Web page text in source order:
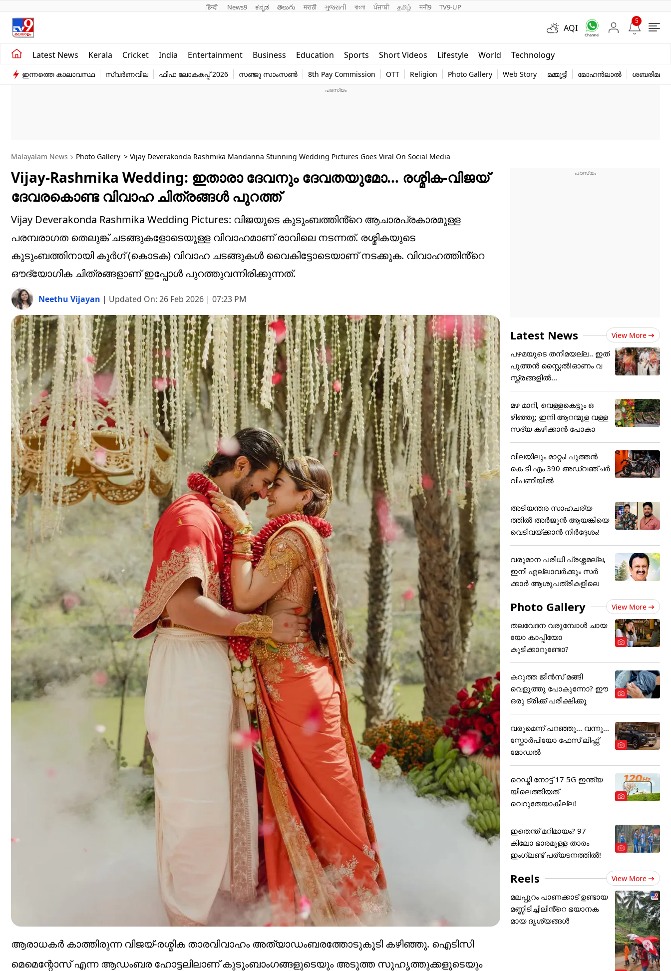
हिन्दी News9 ಕನ್ನಡ తెలుగు मराठी ગુજરાતી বাংলা ਪੰਜਾਬੀ தமிழ் मनी9 TV9-UP
AQI
5
Latest News Kerala Cricket India Entertainment Business Education Sports Short Videos Lifestyle World Technology
Kerala
India
Education
world
Web Story
ഇന്നത്തെ കാലാവസ്ഥ സ്വർണവില ഫിഫ ലോകകപ്പ് 2026 സഞ്ജു സാംസൺ 8th Pay Commission OTT Religion Photo Gallery Web Story മമ്മൂട്ടി മോഹൻലാൽ ശബരിമല
Malayalam News Photo Gallery > Vijay Deverakonda Rashmika Mandanna Stunning Wedding Pictures Goes Viral On Social Media
Vijay-Rashmika Wedding: ഇതാരാ ദേവനും ദേവതയുമോ… രശ്മിക-വിജയ്
ദേവരകൊണ്ട വിവാഹ ചിത്രങ്ങൾ പുറത്ത്
Vijay Deverakonda Rashmika Wedding Pictures: വിജയുടെ കുടുംബത്തിൻ്റെ ആചാരപ്രകാരമുള്ള
പരമ്പരാഗത തെലുങ്ക് ചടങ്ങുകളോടെയുള്ള വിവാഹമാണ് രാവിലെ നടന്നത്. രശ്മികയുടെ
കുടുംബത്തിനായി കൂർഗ് (കൊടക) വിവാഹ ചടങ്ങുകൾ വൈകിട്ടോടെയാണ് നടക്കുക. വിവാഹത്തിൻ്റെ
ഔദ്യോഗിക ചിത്രങ്ങളാണ് ഇപ്പോൾ പുറത്തുവന്നിരിക്കുന്നത്.
Neethu Vijayan | Updated On: 26 Feb 2026 | 07:23 PM
ആരാധകർ കാത്തിരുന്ന വിജയ്-രശ്മിക താരവിവാഹം അത്യാഡംബരത്തോടുകൂടി കഴിഞ്ഞു. ഐടിസി
മെമെന്റോസ് എന്ന ആഡംബര ഹോട്ടലിലാണ് കുടുംബാംഗങ്ങളുടെയും അടുത്ത സുഹൃത്തുക്കളുടെയും
Latest News View More
പഴമയുടെ തനിമയല്ല.. ഇത്
പുത്തൻ സ്റ്റൈൽ!ഓണം വ
സ്ത്രങ്ങളിൽ...
മഴ മാറി, വെള്ളകെട്ടും ഒ
ഴിഞ്ഞു; ഇനി ആറന്മുള വള്ള
സദ്യ കഴിക്കാൻ പോകാ
വിലയിലും മാറ്റം! പുത്തൻ
കെ ടി എം 390 അഡ്വഞ്ചർ
വിപണിയിൽ
അടിയന്തര സാഹചര്യ
ത്തിൽ അർജുൻ ആയങ്കിയെ
വെടിവയ്ക്കാൻ നിർദ്ദേശം!
വരുമാന പരിധി പ്രശ്നമല്ല,
ഇനി എല്ലാവർക്കും സർ
ക്കാർ ആശുപത്രികളിലെ
Photo Gallery View More
തലവേദന വരുമ്പോൾ ചായ
യോ കാപ്പിയോ
കുടിക്കാറുണ്ടോ?
കറുത്ത ജീൻസ് മങ്ങി
വെളുത്തു പോകുന്നോ? ഈ
ഒരു ട്രിക്ക് പരീക്ഷിക്കൂ
വരുമെന്ന് പറഞ്ഞു... വന്നു...
സ്കോർപിയോ ഫേസ് ലിഫ്റ്റ്
മോഡൽ
റെഡ്മി നോട്ട് 17 5G ഇന്ത്യ
യിലെത്തിയത്
വെറുതേയാകില്ല!
ഇതെന്ത് മറിമായം? 97
കിലോ ഭാരമുള്ള താരം
ഇംഗ്ലണ്ട് പര്യടനത്തില്‍!
Reels View More
മലപ്പുറം പാണക്കാട് ഉണ്ടായ
മണ്ണിടിച്ചിലിൻ്റെ ഭയാനക
മായ ദൃശ്യങ്ങൾ